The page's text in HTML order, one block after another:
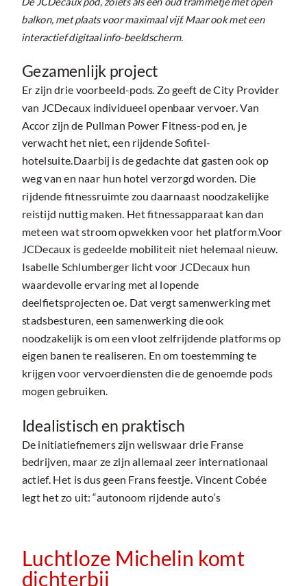
balkon, met plaats voor maximaal vijf. Maar ook met een
interactief digitaal info-beeldscherm.
Gezamenlijk project
Er zijn drie voorbeeld-pods. Zo geeft de City Provider
van JCDecaux individueel openbaar vervoer. Van
Accor zijn de Pullman Power Fitness-pod en, je
verwacht het niet, een rijdende Sofitel-
hotelsuite.Daarbij is de gedachte dat gasten ook op
weg van en naar hun hotel verzorgd worden. Die
rijdende fitnessruimte zou daarnaast noodzakelijke
reistijd nuttig maken. Het fitnessapparaat kan dan
meteen wat stroom opwekken voor het platform.Voor
JCDecaux is gedeelde mobiliteit niet helemaal nieuw.
Isabelle Schlumberger licht voor JCDecaux hun
waardevolle ervaring met al lopende
deelfietsprojecten oe. Dat vergt samenwerking met
stadsbesturen, een samenwerking die ook
noodzakelijk is om een vloot zelfrijdende platforms op
eigen banen te realiseren. En om toestemming te
krijgen voor vervoerdiensten die de genoemde pods
mogen gebruiken.
Idealistisch en praktisch
De initiatiefnemers zijn weliswaar drie Franse
bedrijven, maar ze zijn allemaal zeer internationaal
actief. Het is dus geen Frans feestje. Vincent Cobée
legt het zo uit: “autonoom rijdende auto’s
Luchtloze Michelin komt
dichterbij